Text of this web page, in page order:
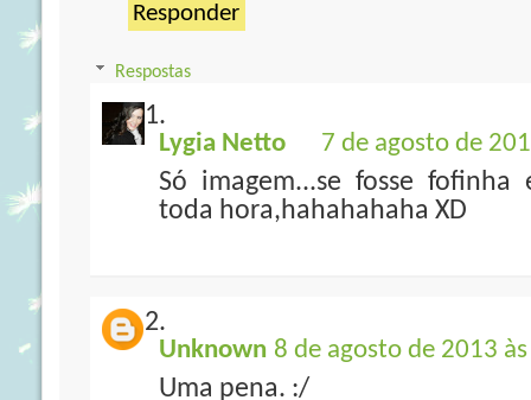
Responder
Respostas
Lygia Netto 7 de agosto de
Só imagem...se fosse
toda hora,hahahahaha XD
Unknown 8 de agosto de 2013
Uma pena. :/